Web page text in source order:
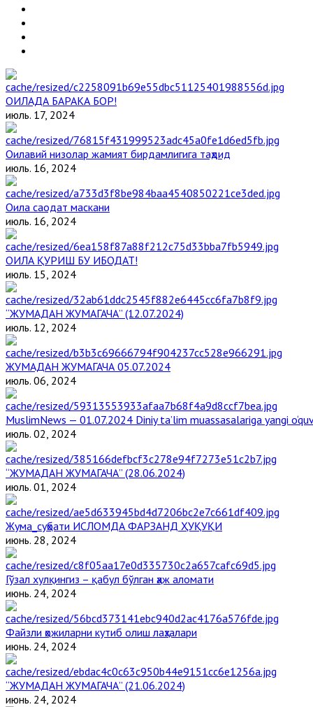
ОИЛАДА БАРАКА БОР!
июль. 17, 2024
Оилавий низолар жамият бирдамлигига таҳдид
июль. 16, 2024
Оила саодат маскани
июль. 16, 2024
ОИЛА ҚУРИШ БУ ИБОДАТ!
июль. 15, 2024
“ЖУМАДАН ЖУМАГАЧА” (12.07.2024)
июль. 12, 2024
ЖУМАДАН ЖУМАГАЧА 05.07.2024
июль. 06, 2024
MuslimNews — 01.07.2024 Diniy ta’lim muassasalariga yangi
июль. 02, 2024
“ЖУМАДАН ЖУМАГАЧА” (28.06.2024)
июль. 01, 2024
Жума_суҳбати ИСЛОМДА ФАРЗАНД ҲУҚУҚИ
июнь. 28, 2024
Гўзал хулқингиз – қабул бўлган ҳаж аломати
июнь. 24, 2024
Файзли ҳожиларни кутиб олиш лаҳзалари
июнь. 24, 2024
“ЖУМАДАН ЖУМАГАЧА” (21.06.2024)
июнь. 24, 2024